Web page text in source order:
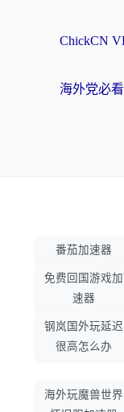
番茄加速器
免费回国游戏加
速器
钢岚国外玩延迟
很高怎么办
海外玩魔兽世界